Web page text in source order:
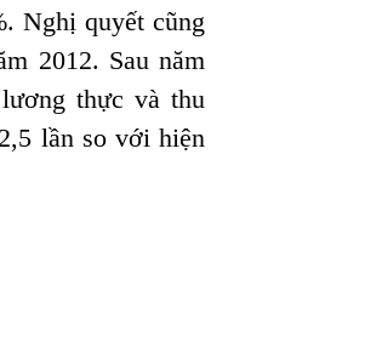
Nghị quyết cũng
2012. Sau năm
thực và thu
lần so với hiện